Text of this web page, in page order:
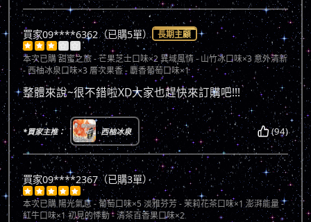
買家09****6362（已購5單） 長期主顧
    
本次已購甜蜜之旅 - 芒果芝士口味×2 異域風情 - 山竹冰口味×3 意外清新
- 西柚冰泉口味×3 層次果香 - 麝香葡萄口味×1
整體來說~很不錯啦XD大家也趕快來訂購吧!!!
*買家主推： 西柚冰泉 (94)
買家09****2367（已購3單）
    
本次已購陽光氣息 - 葡萄口味×5 淡雅芬芳 - 茉莉花茶口味×1 澎湃能量 -
紅牛口味×1 初見的悸動 - 清茶百香果口味×2